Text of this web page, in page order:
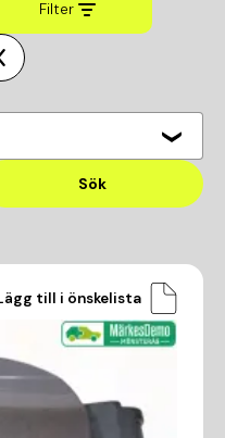
Filter
Sök
till i önskelista